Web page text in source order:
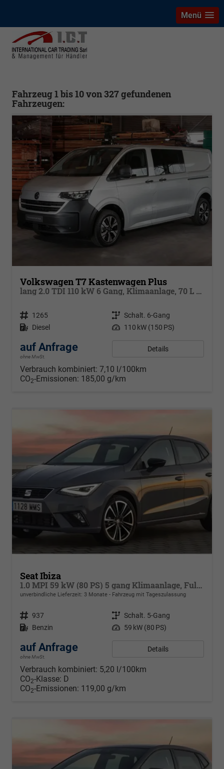
Menü
Fahrzeug 1 bis 10 von 327 gefundenen
Fahrzeugen:
Volkswagen T7 Kastenwagen Plus
lang 2.0 TDI 110 kW 6 Gang, Klimaanlage, 70 L Tank, Sitze, LED, PDC, App Connect,
Fahrzeugnr. 1265 Getriebe Schalt. 6-Gang
Kraftstoff Diesel Leistung 110 kW (150 PS)
auf Anfrage
ohne MwSt.
Details
Verbrauch kombiniert: 7,10 l/100km
CO2-Emissionen: 185,00 g/km
Seat Ibiza
1.0 MPI 59 kW (80 PS) 5 gang Klimaanlage, Full-LED, Full Link, Radioanlage, Alufelgen 15 Zoll, Nebelscheinwerfer m. K-Licht, autom. Fernlichtregulierung, Licht & Sicht Paket, Digital Cockpit,
unverbindliche Lieferzeit: 3 Monate Fahrzeug mit Tageszulassung
Fahrzeugnr. 937 Getriebe Schalt. 5-Gang
Kraftstoff Benzin Leistung 59 kW (80 PS)
auf Anfrage
ohne MwSt.
Details
Verbrauch kombiniert: 5,20 l/100km
CO2-Klasse: D
CO2-Emissionen: 119,00 g/km